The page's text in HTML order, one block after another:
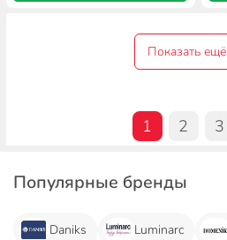
Показать ещё
1 2 3
Популярные бренды
Daniks Luminarc